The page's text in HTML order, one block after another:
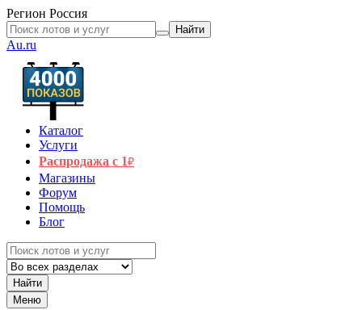
Регион Россия
Найти
Au.ru
Каталог
Услуги
Распродажа с 1₽
Магазины
Форум
Помощь
Блог
Найти
Меню